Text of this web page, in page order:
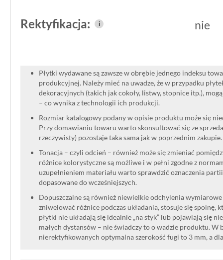
kamienia, materiał pozwala na
gwałtownych zmian odbicia światła
Rektyfikacja: i nie
Płytki wydawane są zawsze w obrębie jednego indeksu
produkcyjnej. Należy mieć na uwadze, że w przypadku
dekoracyjnych (takich jak cokoły, listwy, stopnice itp.),
– co wynika z technologii ich produkcji.
Rozmiar katalogowy podany w opisie produktu może się
Przy domawianiu towaru warto skonsultować się ze
rzeczywisty) pozostaje taka sama jak w poprzednim zakupie.
Tonacja – czyli odcień – również może się zmieniać
różnice kolorystyczne są możliwe i w pełni zgodne z
uzupełnieniem materiału warto sprawdzić oznaczenia
dopasowane do wcześniejszych.
Dopuszczalne są również niewielkie odchylenia
zniwelować różnice podczas układania, stosuje się spoinę,
płytki nie układają się idealnie „na styk” lub pojawiają się
małych dystansów – nie świadczy to o wadzie produktu. W
nierektyfikowanych optymalna szerokość fugi to 3 mm, a